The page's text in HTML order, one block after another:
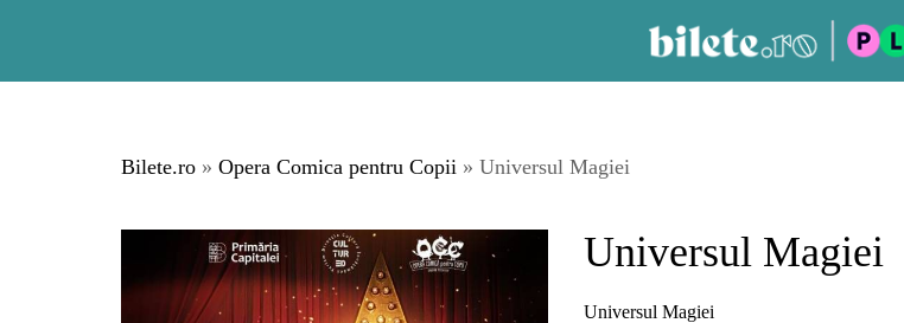
Bilete.ro » Opera Comica pentru Copii » Universul Magiei
Universul Magiei
Universul Magiei